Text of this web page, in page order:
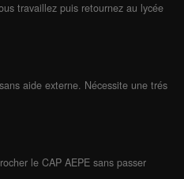
travaillez puis retournez au lycée
aide externe. Nécessite une trés
le CAP AEPE sans passer